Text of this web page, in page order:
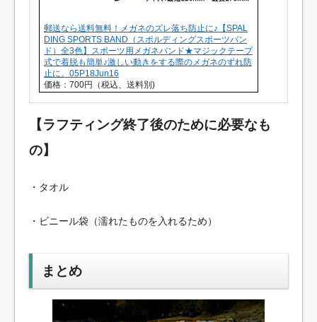
郵送なら送料無料！メガネのズレ落ち防止に♪【SPAL
DING SPORTS BAND（スポルディングスポーツバン
ド）全3色】スポーツ用メガネバンド★マジックテープ
式で着脱も簡単♪激しい動きをする際のメガネのずれ防
止に。05P18Jun16
価格：700円（税込、送料別)
【ラフティング終了後のために必要なも
の】
・タオル
・ビニール袋（濡れたものを入れるため）
まとめ